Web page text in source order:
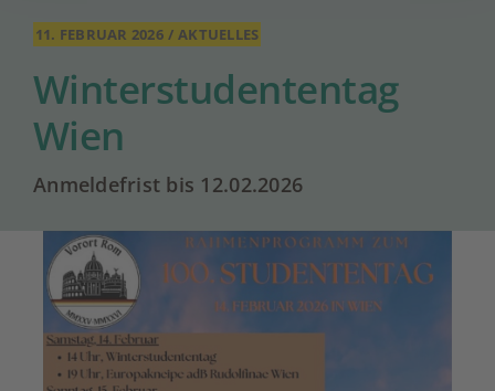
11. FEBRUAR 2026 / AKTUELLES
Winterstudententag
Wien
Anmeldefrist bis 12.02.2026